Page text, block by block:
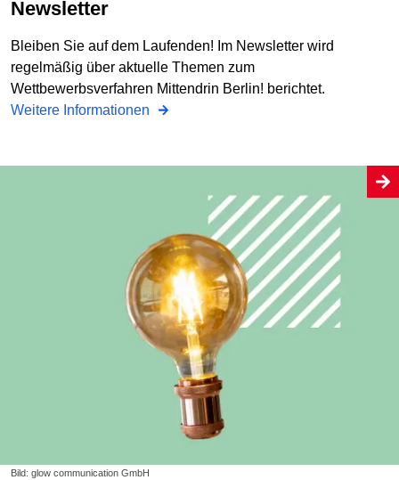
Newsletter
Bleiben Sie auf dem Laufenden! Im Newsletter wird
regelmäßig über aktuelle Themen zum
Wettbewerbsverfahren Mittendrin Berlin! berichtet.
Weitere Informationen
Bild: glow communication GmbH